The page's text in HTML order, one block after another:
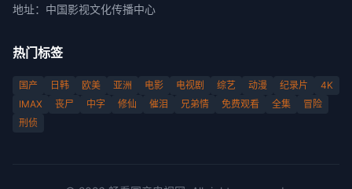
地址： 中国影视文化传播中心
热门标签
国产 日韩 欧美 亚洲 电影 电视剧 综艺 动漫 纪录片
4K
IMAX
丧尸 中字 修仙 催泪 兄弟情 免费观看 全集
冒险
刑侦